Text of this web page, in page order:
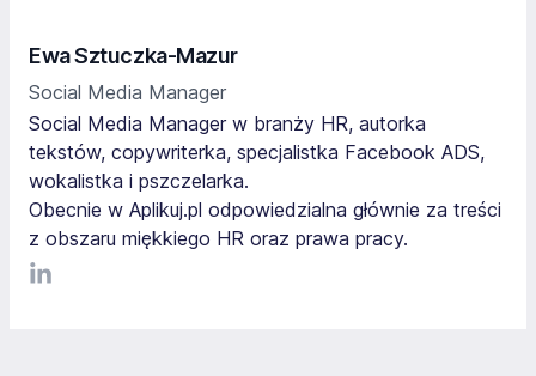
Ewa Sztuczka-Mazur
Social Media Manager
Social Media Manager w branży HR, autorka
tekstów, copywriterka, specjalistka Facebook ADS,
wokalistka i pszczelarka.
Obecnie w Aplikuj.pl odpowiedzialna głównie za treści
z obszaru miękkiego HR oraz prawa pracy.
LinkediIn